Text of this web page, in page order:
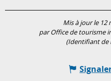
Mis à jour le 12
par Office de tourisme
(Identifiant de